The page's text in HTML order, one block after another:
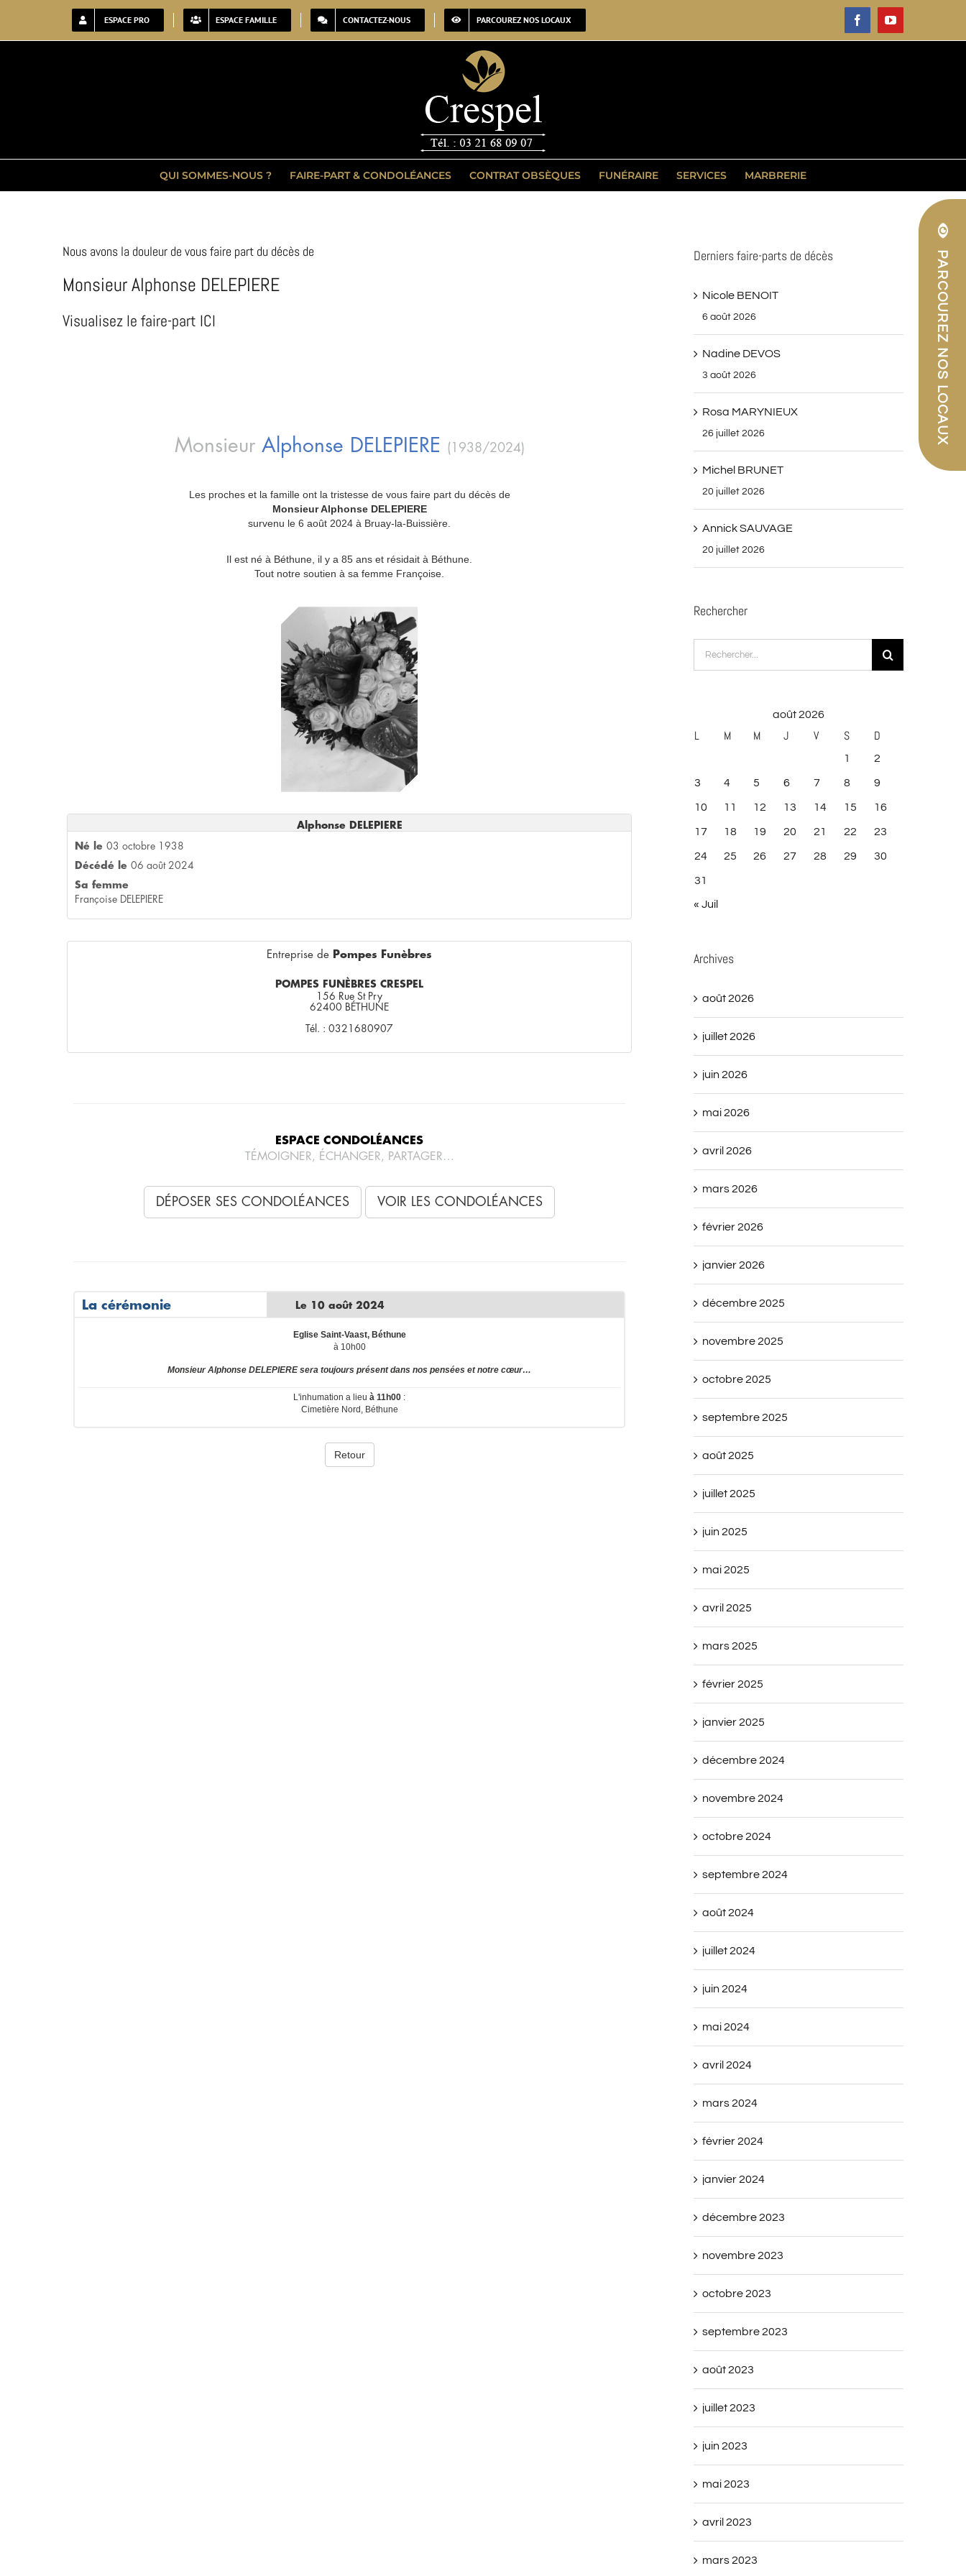
PARCOUREZ NOS LOCAUX
ESPACE PRO ESPACE FAMILLE CONTACTEZ-NOUS PARCOUREZ NOS LOCAUX FacebookYouTube
QUI SOMMES-NOUS ? FAIRE-PART & CONDOLÉANCES CONTRAT OBSÈQUES FUNÉRAIRE SERVICES MARBRERIE
Nous avons la douleur de vous faire part du décès de
Monsieur Alphonse DELEPIERE
Visualisez le faire-part ICI
Derniers faire-parts de décès
Nicole BENOIT
6 août 2026
Nadine DEVOS
3 août 2026
Rosa MARYNIEUX
26 juillet 2026
Michel BRUNET
20 juillet 2026
Annick SAUVAGE
20 juillet 2026
Rechercher
Rechercher:
août 2026
L M M J V S D
1 2
3 4 5 6 7 8 9
10 11 12 13 14 15 16
17 18 19 20 21 22 23
24 25 26 27 28 29 30
31
« Juil
Archives
août 2026
juillet 2026
juin 2026
mai 2026
avril 2026
mars 2026
février 2026
janvier 2026
décembre 2025
novembre 2025
octobre 2025
septembre 2025
août 2025
juillet 2025
juin 2025
mai 2025
avril 2025
mars 2025
février 2025
janvier 2025
décembre 2024
novembre 2024
octobre 2024
septembre 2024
août 2024
juillet 2024
juin 2024
mai 2024
avril 2024
mars 2024
février 2024
janvier 2024
décembre 2023
novembre 2023
octobre 2023
septembre 2023
août 2023
juillet 2023
juin 2023
mai 2023
avril 2023
mars 2023